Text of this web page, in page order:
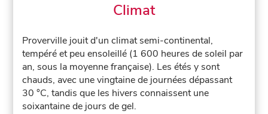
Climat
Proverville jouit d'un climat semi-continental,
tempéré et peu ensoleillé (1 600 heures de soleil par
an, sous la moyenne française). Les étés y sont
chauds, avec une vingtaine de journées dépassant
30 °C, tandis que les hivers connaissent une
soixantaine de jours de gel.